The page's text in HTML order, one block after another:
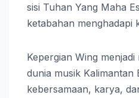
sisi Tuhan Yang Maha
ketabahan menghadapi
Kepergian Wing
dunia musik
kebersamaan, karya,